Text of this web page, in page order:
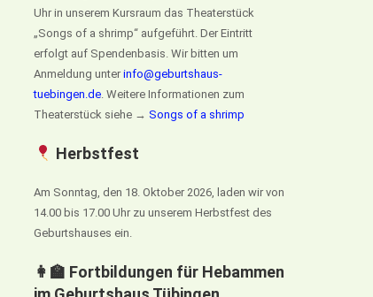
Uhr in unserem Kursraum das Theaterstück
„Songs of a shrimp“ aufgeführt. Der Eintritt
erfolgt auf Spendenbasis. Wir bitten um
Anmeldung unter info@geburtshaus-
tuebingen.de. Weitere Informationen zum
Theaterstück siehe → Songs of a shrimp
Herbstfest
Am Sonntag, den 18. Oktober 2026, laden wir von
14.00 bis 17.00 Uhr zu unserem Herbstfest des
Geburtshauses ein.
👩‍🏫 Fortbildungen für Hebammen